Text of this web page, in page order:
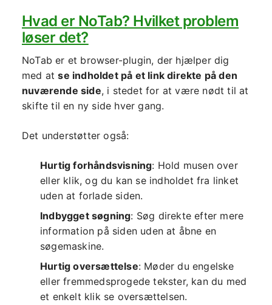
Hvad er NoTab? Hvilket problem
løser det?
NoTab er et browser-plugin, der hjælper dig
med atse indholdet på et link direkte på den
nuværende side, i stedet for at være nødt til at
skifte til en ny side hver gang.
Det understøtter også:
Hurtig forhåndsvisning: Hold musen over
eller klik, og du kan se indholdet fra linket
uden at forlade siden.
Indbygget søgning: Søg direkte efter mere
information på siden uden at åbne en
søgemaskine.
Hurtig oversættelse: Møder du engelske
eller fremmedsprogede tekster, kan du med
et enkelt klik se oversættelsen.